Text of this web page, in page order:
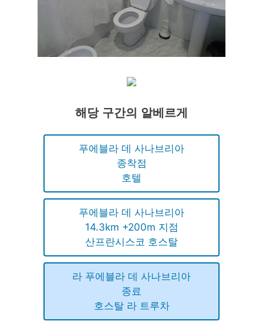
해당 구간의 알베르게
푸에블라 데 사나브리아
종착점
호텔
푸에블라 데 사나브리아
14.3km +200m 지점
산프란시스코 호스탈
라 푸에블라 데 사나브리아
종료
호스탈 라 트루차